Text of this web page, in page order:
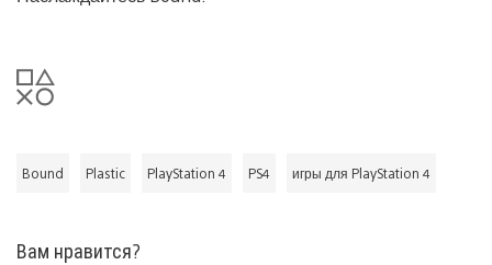
Bound Plastic PlayStation 4 PS4 игры для PlayStation 4
Вам нравится?